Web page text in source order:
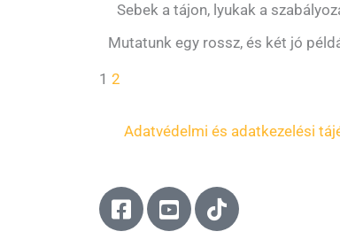
Sebek a tájon, lyukak a
Mutatunk egy rossz, és két jó
1 2
Adatvédelmi és adatkezelési
F
a
Y
o
T
i